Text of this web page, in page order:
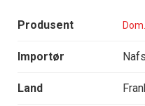
Produsent
Importør
Land